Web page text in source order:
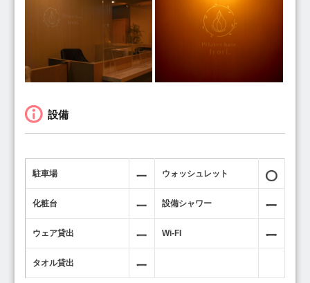
設備
駐車場 ウォッシュレット
化粧台 設備シャワー
ウェア貸出 Wi-FI
タオル貸出